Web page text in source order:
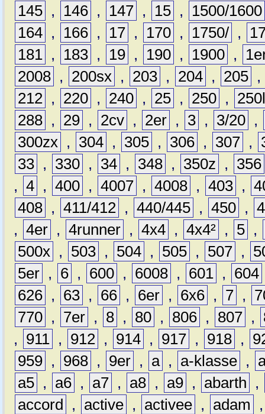
145 , 146 , 147 , 15 ,
1500/1600
164 , 166 , 17 , 170 , 1750/ ,
181 , 183 , 19 , 190 , 1900 ,
2008 , 200sx , 203 , 204 , 205 ,
212 , 220 , 240 , 25 , 250 ,
288 , 29 , 2cv , 2er , 3 , 3/20 ,
300zx , 304 , 305 , 306 , 307 ,
33 , 330 , 34 , 348 , 350z ,
356
, 4 , 400 , 4007 , 4008 , 403 ,
408 , 411/412 , 440/445 , 450 ,
, 4er , 4runner , 4x4 , 4x4² , 5 ,
500x , 503 , 504 , 505 , 507 ,
5er , 6 , 600 , 6008 , 601 , 604
626 , 63 , 66 , 6er , 6x6 , 7 ,
770 , 7er , 8 , 80 , 806 , 807 ,
,
911 , 912 , 914 , 917 , 918 ,
959 , 968 , 9er , a , a-klasse ,
a5 , a6 , a7 , a8 , a9 , abarth
,
accord
, active , activee , adam